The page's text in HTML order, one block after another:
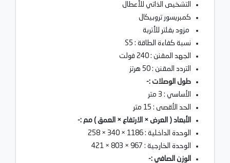
التشخيص الذاتي للأعطال
كمبريسور تروبيكال
مزود بفلتر للأتربة
نسبة كفاءة الطاقة : S5
الجهد المقنن : 240 فولت
التردد المقنن : 50 هرتز
طول الوصلات :-
الأساسي : 3 متر
الحد الأقصى : 15 متر
الأبعاد ( العرض × الارتفاع × العمق ) مم :-
الوحدة الداخلية : 1186 × 340 × 258
الوحدة الخارجية : 967 × 803 × 421
الوزن الصافي :-